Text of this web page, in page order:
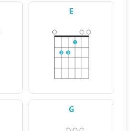
E
2 3
1
G